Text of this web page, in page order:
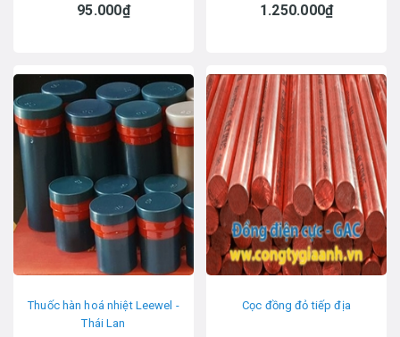
95.000₫ 1.250.000₫
Thuốc hàn hoá nhiệt Leewel -
Thái Lan
Cọc đồng đỏ tiếp địa